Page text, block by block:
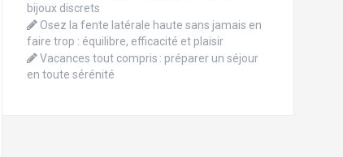
bijoux discrets
Osez la fente latérale haute sans jamais en
faire trop : équilibre, efficacité et plaisir
Vacances tout compris : préparer un séjour
en toute sérénité